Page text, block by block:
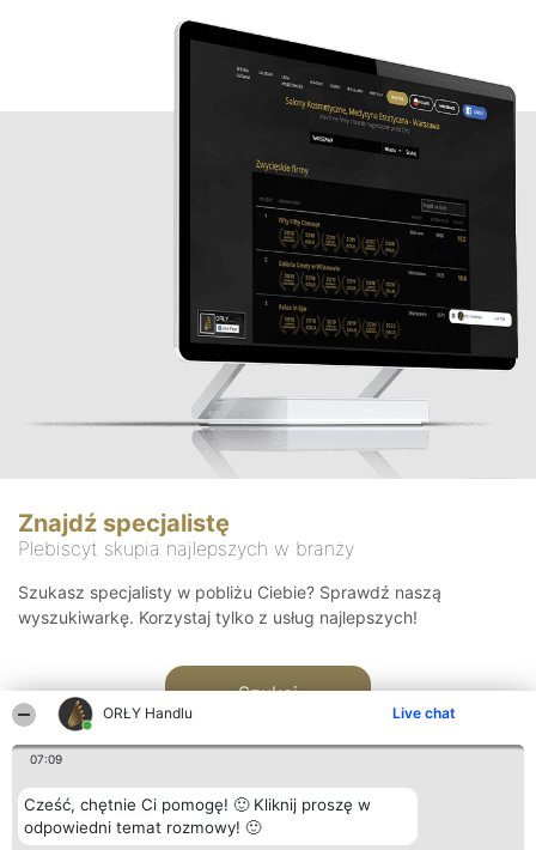
ORŁY Handlu Live chat
07:09
Cześć, chętnie Ci pomogę! 🙂 Kliknij proszę w
odpowiedni temat rozmowy! 🙂
Znajdź specjalistę
Plebiscyt skupia najlepszych w branży
Szukasz specjalisty w pobliżu Ciebie? Sprawdź naszą
wyszukiwarkę. Korzystaj tylko z usług najlepszych!
Szukaj